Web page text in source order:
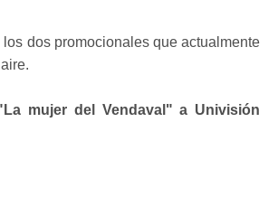
los dos promocionales que actualmente
mujer del Vendaval" a Univisión